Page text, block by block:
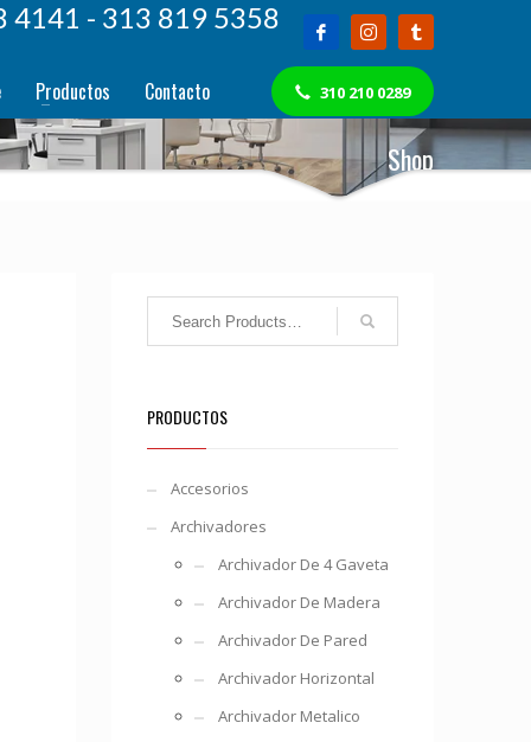
4141 - 313 819 5358
Productos Contacto 310 210 0289
Shop
PRODUCTOS
Accesorios
Archivadores
Archivador De 4 Gaveta
Archivador De Madera
Archivador De Pared
Archivador Horizontal
Archivador Metalico